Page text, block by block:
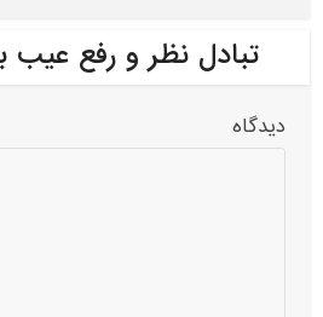
تبادل نظر و رفع عیب
دیدگاه